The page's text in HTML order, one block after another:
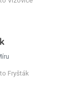
Fryšták